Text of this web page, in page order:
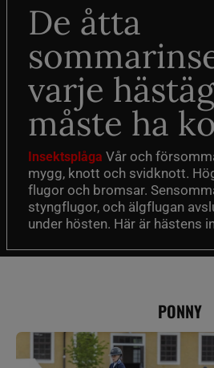
De åtta
varje
måste ha
Insektsplåga Vår och
mygg, knott och svidknott.
flugor och bromsar.
styngflugor, och älgflugan
under hösten. Här är hästens
PONNY